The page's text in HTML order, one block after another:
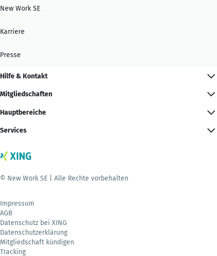
New Work SE
Karriere
Presse
Hilfe & Kontakt
Mitgliedschaften
Hauptbereiche
Services
© New Work SE | Alle Rechte vorbehalten
Impressum
AGB
Datenschutz bei XING
Datenschutzerklärung
Mitgliedschaft kündigen
Tracking